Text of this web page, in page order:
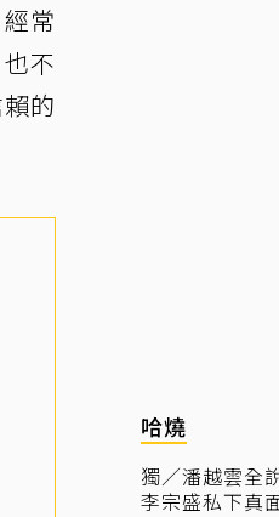
常
不
的
哈燒
獨／潘越雲全
李宗盛私下真